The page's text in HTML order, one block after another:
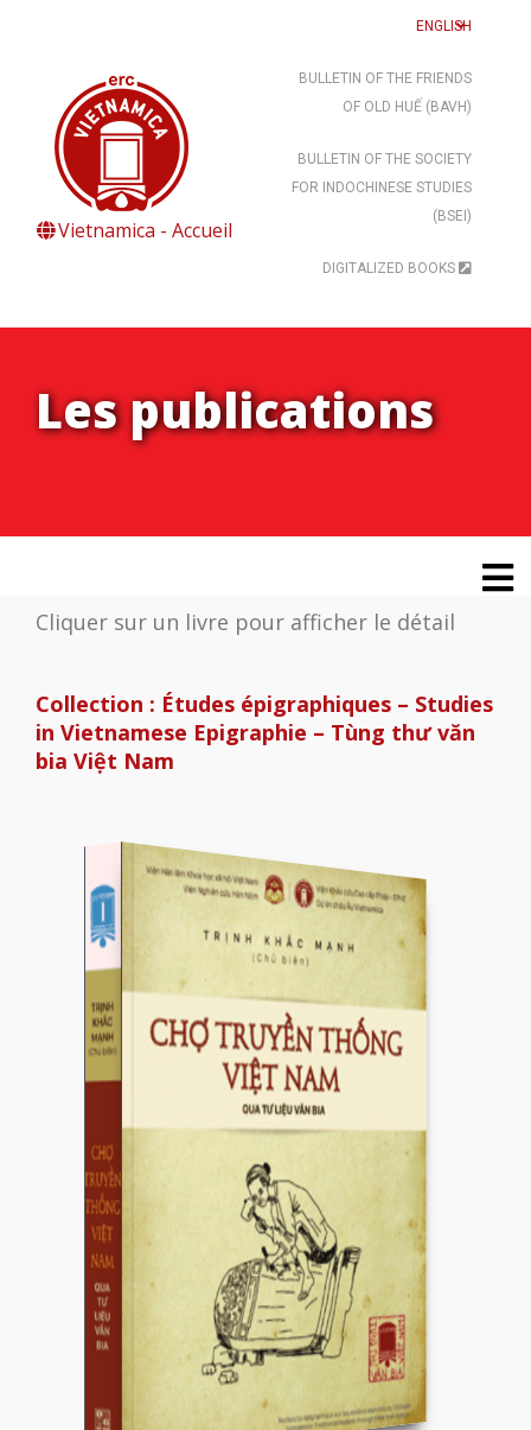
Vietnamica - Accueil
ENGLISH
BULLETIN OF THE FRIENDS
OF OLD HUẾ (BAVH)
BULLETIN OF THE SOCIETY
FOR INDOCHINESE STUDIES
(BSEI)
DIGITALIZED BOOKS
Les publications
Cliquer sur un livre pour afficher le détail
Collection : Études épigraphiques – Studies
in Vietnamese Epigraphie – Tùng thư văn
bia Việt Nam